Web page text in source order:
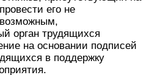
его не
возможным,
орган трудящихся
на основании подписей
в поддержку